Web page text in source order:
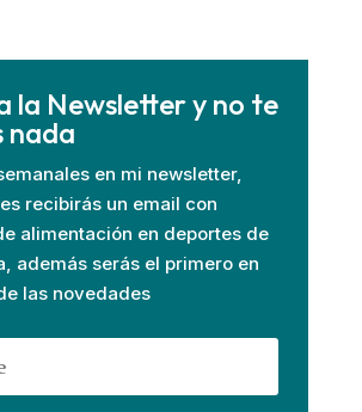
la Newsletter y no te
nada
en mi newsletter,
recibirás un email con
alimentación en deportes de
además serás el primero en
las novedades